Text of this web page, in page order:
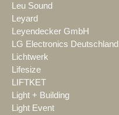
Leu Sound
Leyard
Leyendecker GmbH
LG Electronics Deutschland
Lichtwerk
Lifesize
LIFTKET
Light + Building
Light Event